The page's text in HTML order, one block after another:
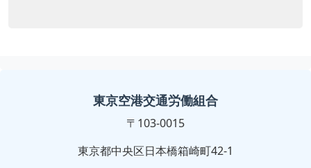
東京空港交通労働組合
〒103-0015
東京都中央区日本橋箱崎町42-1